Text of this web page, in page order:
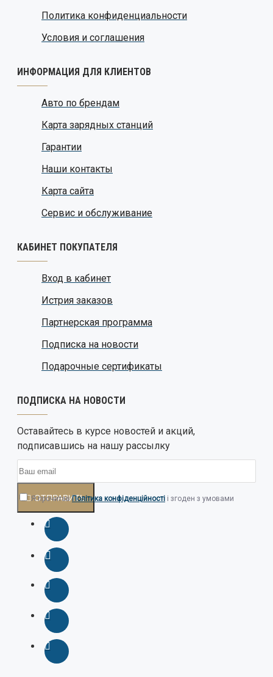
Политика конфиденциальности
Условия и соглашения
ИНФОРМАЦИЯ ДЛЯ КЛИЕНТОВ
Авто по брендам
Карта зарядных станций
Гарантии
Наши контакты
Карта сайта
Сервис и обслуживание
КАБИНЕТ ПОКУПАТЕЛЯ
Вход в кабинет
Истрия заказов
Партнерская программа
Подписка на новости
Подарочные сертификаты
ПОДПИСКА НА НОВОСТИ
Оставайтесь в курсе новостей и акций,
подписавшись на нашу рассылку
ОТПРАВИТЬ
Я прочитавПолітика конфіденційності і згоден з умовами